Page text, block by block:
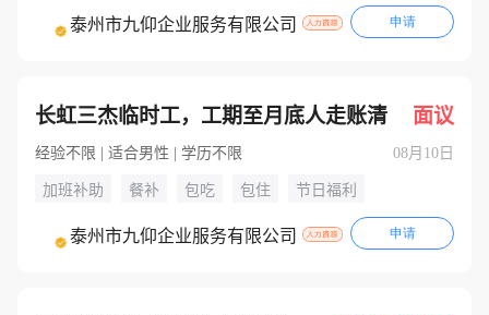
泰州市九仰企业服务有限公司 申请
长虹三杰临时工，工期至月底人走账清 面议
经验不限 | 适合男性 | 学历不限 08月10日
加班补助 餐补 包吃 包住 节日福利
泰州市九仰企业服务有限公司 申请